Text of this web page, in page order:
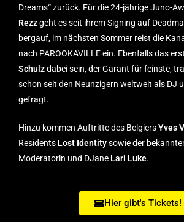
Dreams“ zurück. Für die 24-jährige Juno-
Rezzgeht es seit ihrem Signing auf
bergauf, im nächsten Sommer reist die
nach PAROOKAVILLE ein. Ebenfalls das
Schulzdabei sein, der Garant für feinste,
schon seit den Neunzigern weltweit als DJ
gefragt.
Hinzu kommen Auftritte des BelgiersYves V
Residents Lost Identitysowie der
Moderatorin und DJane Lari Luke.
Hier gibt's Tickets!